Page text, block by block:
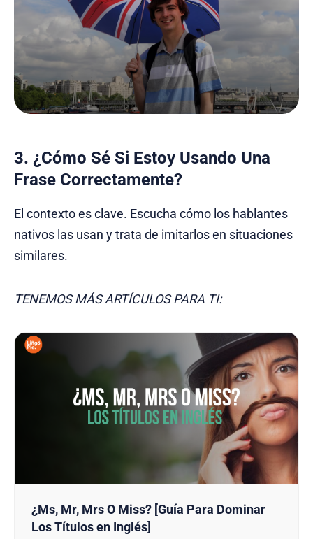
3. ¿Cómo Sé Si Estoy Usando Una
Frase Correctamente?
El contexto es clave. Escucha cómo los hablantes
nativos las usan y trata de imitarlos en situaciones
similares.
TENEMOS MÁS ARTÍCULOS PARA TI:
¿Ms, Mr, Mrs O Miss? [Guía Para Dominar
Los Títulos en Inglés]